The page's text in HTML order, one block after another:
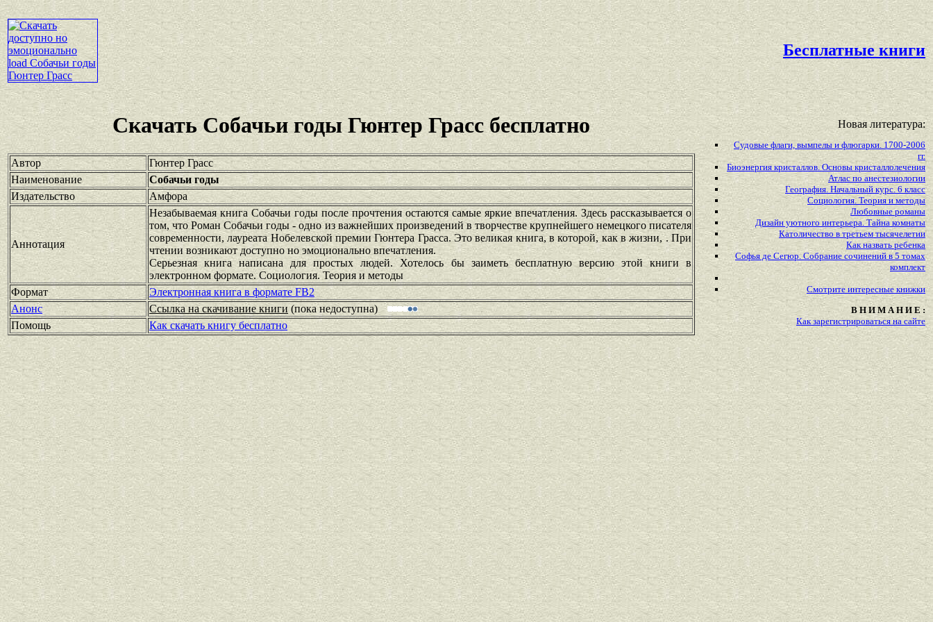
Бесплатные книги
Скачать Собачьи годы Гюнтер Грасс бесплатно
Автор
Гюнтер Грасс
Наименование
Собачьи годы
Издательство
Амфора
Аннотация
Незабываемая книга Собачьи годы после прочтения остаются самые яркие впечатления. Здесь рассказывается о
том, что Роман Собачьи годы - одно из важнейших произведений в творчестве крупнейшего немецкого писателя
современности, лауреата Нобелевской премии Гюнтера Грасса. Это великая книга, в которой, как в жизни, . При
чтении возникают доступно но эмоционально впечатления.
Серьезная книга написана для простых людей. Хотелось бы заиметь бесплатную версию этой книги в
электронном формате. Социология. Теория и методы
Формат
Электронная книга в формате FB2
Анонс
Ссылка на скачивание книги(пока недоступна)
Помощь
Как скачать книгу бесплатно
Новая литература:
Судовые флаги, вымпелы и флюгарки. 1700-2006
гг.
Биоэнергия кристаллов. Основы кристаллолечения
Атлас по анестезиологии
География. Начальный курс. 6 класс
Социология. Теория и методы
Любовные романы
Дизайн уютного интерьера. Тайна комнаты
Католичество в третьем тысячелетии
Как назвать ребенка
Софья де Сегюр. Собрание сочинений в 5 томах
комплект
Смотрите интересныекнижки
В Н И М А Н И Е :
Как зарегистрироваться на сайте